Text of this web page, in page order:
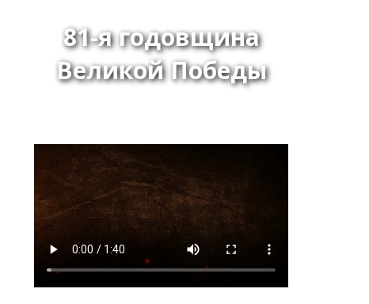
81-я годовщина
Великой Победы